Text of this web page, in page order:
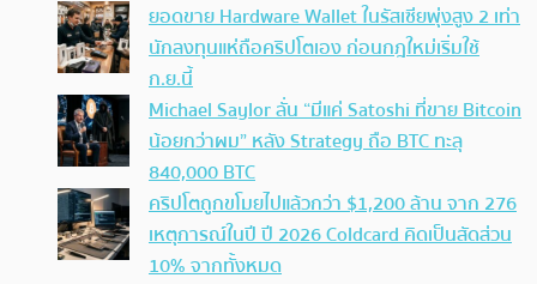
ยอดขาย Hardware Wallet ในรัสเซียพุ่งสูง 2 เท่า
นักลงทุนแห่ถือคริปโตเอง ก่อนกฎใหม่เริ่มใช้
ก.ย.นี้
Michael Saylor ลั่น “มีแค่ Satoshi ที่ขาย Bitcoin
น้อยกว่าผม” หลัง Strategy ถือ BTC ทะลุ
840,000 BTC
คริปโตถูกขโมยไปแล้วกว่า $1,200 ล้าน จาก 276
เหตุการณ์ในปี ปี 2026 Coldcard คิดเป็นสัดส่วน
10% จากทั้งหมด